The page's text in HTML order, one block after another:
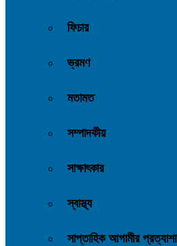
ফিচার
ভ্রমণ
মতামত
সম্পাদকীয়
সাক্ষাৎকার
স্বাস্থ্য
সাপ্তাহিক আগামীর প্রত্যাশা